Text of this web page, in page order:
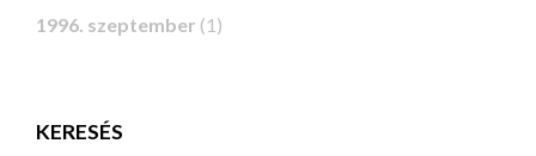
1996. szeptember (1)
KERESÉS